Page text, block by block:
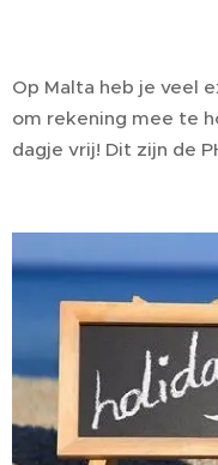
Op Malta heb je veel
om rekening mee te
dagje vrij! Dit zijn de